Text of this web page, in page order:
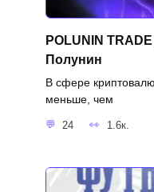
POLUNIN
Полунин
В сфере
меньше, чем
24 1.6к.